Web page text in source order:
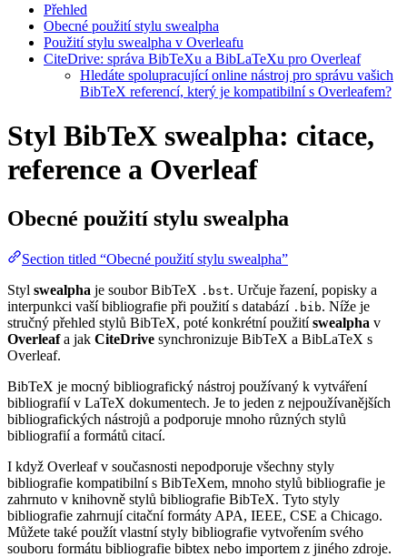
Přehled
Obecné použití stylu swealpha
Použití stylu swealpha v Overleafu
CiteDrive: správa BibTeXu a BibLaTeXu pro Overleaf
Hledáte spolupracující online nástroj pro správu vašich
BibTeX referencí, který je kompatibilní s Overleafem?
Styl BibTeX swealpha: citace,
reference a Overleaf
Obecné použití stylu swealpha
Section titled “Obecné použití stylu swealpha”
Styl swealpha je soubor BibTeX .bst. Určuje řazení, popisky a
interpunkci vaší bibliografie při použití s databází .bib. Níže je
stručný přehled stylů BibTeX, poté konkrétní použitíswealpha v
Overleafa jak CiteDrive synchronizuje BibTeX a BibLaTeX s
Overleaf.
BibTeX je mocný bibliografický nástroj používaný k vytváření
bibliografií v LaTeX dokumentech. Je to jeden z nejpoužívanějších
bibliografických nástrojů a podporuje mnoho různých stylů
bibliografií a formátů citací.
I když Overleaf v současnosti nepodporuje všechny styly
bibliografie kompatibilní s BibTeXem, mnoho stylů bibliografie je
zahrnuto v knihovně stylů bibliografie BibTeX. Tyto styly
bibliografie zahrnují citační formáty APA, IEEE, CSE a Chicago.
Můžete také použít vlastní styly bibliografie vytvořením svého
souboru formátu bibliografie bibtex nebo importem z jiného zdroje.